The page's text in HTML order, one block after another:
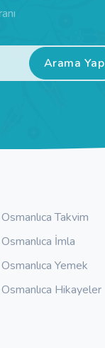
Arama Yap
Osmanlıca Takvim
Osmanlıca İmla
Osmanlıca Yemek
Osmanlıca Hikayeler